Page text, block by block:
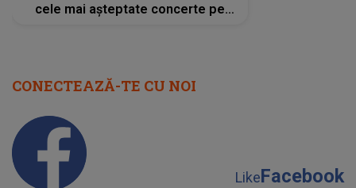
cele mai așteptate concerte pe
CONECTEAZĂ-TE CU NOI
LikeFacebook